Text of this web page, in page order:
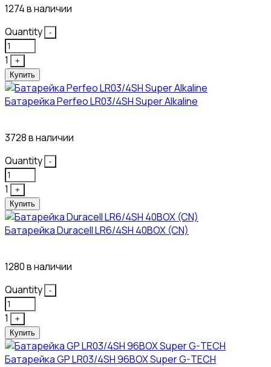
1274 в наличии
Quantity
-
1
+
Купить
Батарейка Perfeo LR03/4SH Super Alkaline
3728 в наличии
Quantity
-
1
+
Купить
Батарейка Duracell LR6/4SH 40BOX (CN)
1280 в наличии
Quantity
-
1
+
Купить
Батарейка GP LR03/4SH 96BOX Super G-TECH